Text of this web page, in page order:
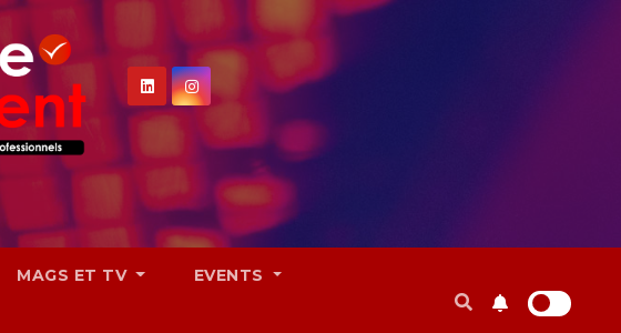
MAGS ET TV EVENTS